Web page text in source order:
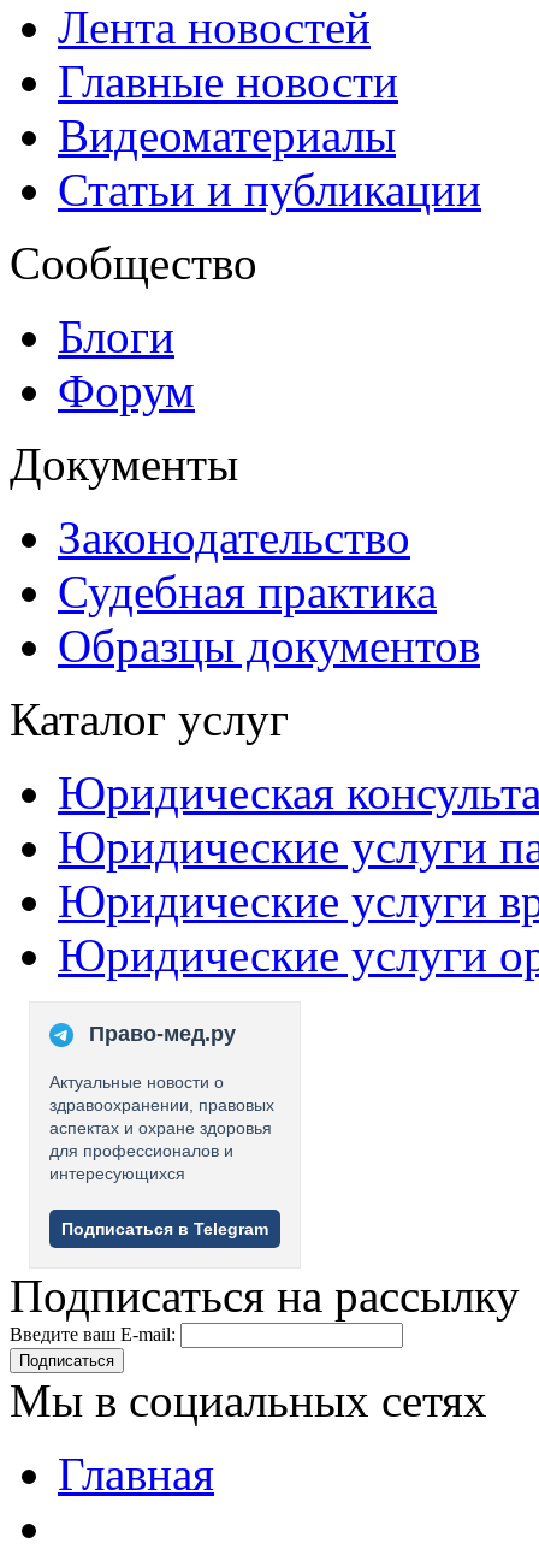
Лента новостей
Главные новости
Видеоматериалы
Статьи и публикации
Сообщество
Блоги
Форум
Документы
Законодательство
Судебная практика
Образцы документов
Каталог услуг
Юридическая
Юридические услуги
Юридические услуги
Юридические услуги
Право-мед.ру
Актуальные новости о
здравоохранении, правовых
аспектах и охране здоровья
для профессионалов и
интересующихся
Подписаться в Telegram
Подписаться на рассылку
Введите ваш E-mail:
Подписаться
Мы в социальных сетях
Главная